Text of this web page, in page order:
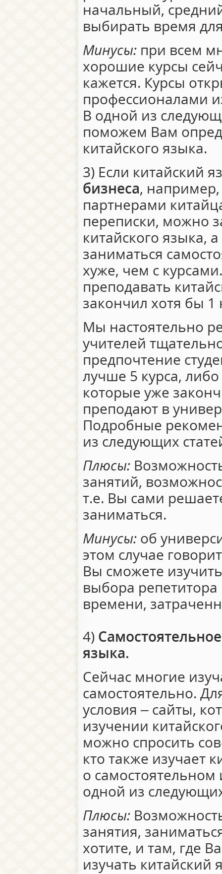
начальный,
выбирать время
Минусы:при всем
хорошие курсы
кажется. Курсы
профессионалами
В одной из
поможем Вам
китайского языка.
3) Если китайский
бизнеса, например,
партнерами
переписки, можно
китайского языка,
заниматься
хуже, чем с
преподавать
закончил хотя бы 1
Мы настоятельно
учителей
предпочтение
лучше 5 курса,
которые уже
преподают в
Подробные
из следующих
Плюсы:
занятий,
т.е. Вы сами
заниматься.
Минусы:об
этом случае
Вы сможете
выбора
времени,
4)
языка.
Сейчас многие
самостоятельно.
условия – сайты,
изучении
можно спросить
кто также изучает
о
одной из
Плюсы:
занятия,
хотите, и там, где
изучать китайский